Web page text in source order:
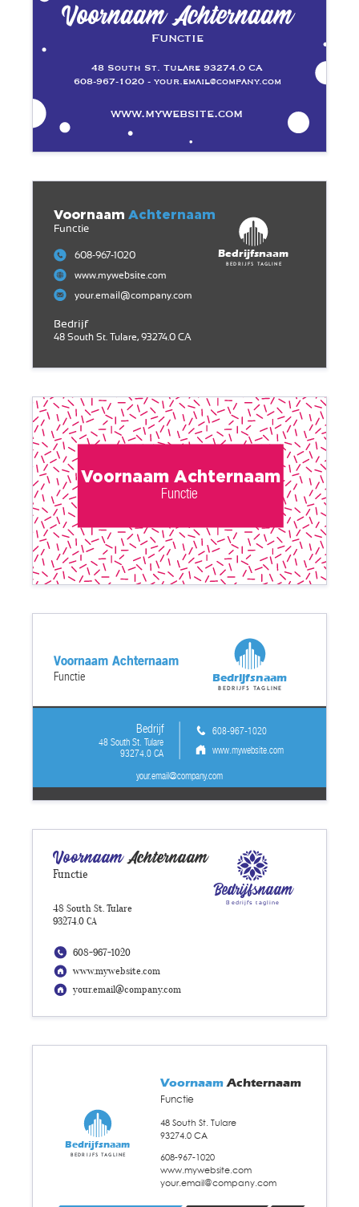
www.mywebsite.com
48 South St. Tulare 93274.0 CA
608-967-1020 - your.email@company.com
Voornaam Achternaam
Functie
48 South St. Tulare, 93274.0 CA
www.mywebsite.com
your.email@company.com
608-967-1020
Bedrijf
Functie
VoornaamAchternaam
Bedrijfsnaam
Bedrijfs tagline
Functie
Voornaam Achternaam
your.email@company.com
48 South St. Tulare
93274.0 CA
608-967-1020
www.mywebsite.com
Functie
Bedrijf
Voornaam Achternaam
Bedrijfsnaam
Bedrijfs tagline
your.email@company.com
608-967-1020
www.mywebsite.com
48 South St. Tulare
93274.0 CA
Functie
VoornaamAchternaam
Bedrijfsnaam
Bedrijfs tagline
your.email@company.com
608-967-1020
www.mywebsite.com
Functie
48 South St. Tulare
93274.0 CA
VoornaamAchternaam
Bedrijfsnaam
Bedrijfs tagline